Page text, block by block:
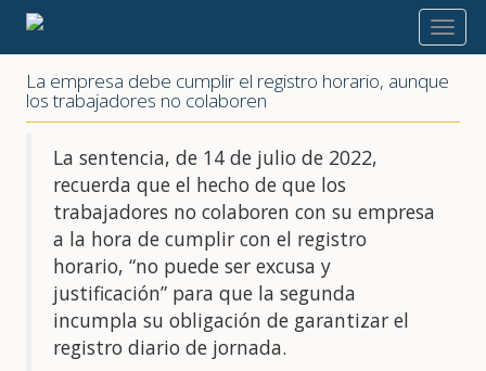
2022
La empresa debe cumplir el registro horario, aunque
los trabajadores no colaboren
La sentencia, de 14 de julio de 2022,
recuerda que el hecho de que los
trabajadores no colaboren con su empresa
a la hora de cumplir con el registro
horario, “no puede ser excusa y
justificación” para que la segunda
incumpla su obligación de garantizar el
registro diario de jornada.